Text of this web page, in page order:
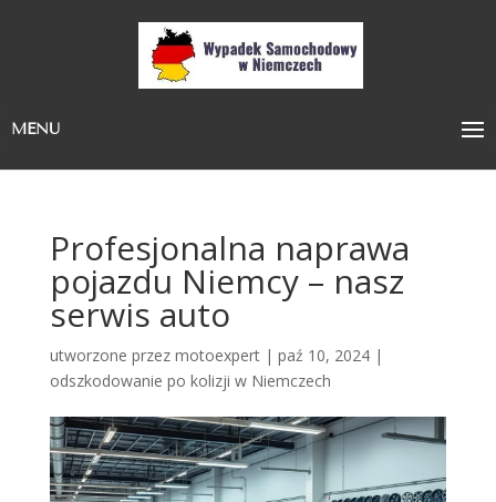
MENU
Profesjonalna naprawa
pojazdu Niemcy – nasz
serwis auto
utworzone przez motoexpert| paź 10, 2024|
odszkodowanie po kolizji w Niemczech